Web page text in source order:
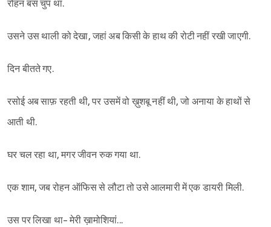
रोहन बस चुप था.
उसने उस थाली को देखा, जहां अब किसी के हाथ की रोटी नहीं रखी जाएगी.
दिन बीतते गए.
रसोई अब साफ़ रहती थी, पर उसमें वो ख़ुशबू नहीं थी, जो अनाया के हाथों से
आती थी.
घर चल रहा था, मगर जीवन रुक गया था.
एक शाम, जब रोहन ऑफिस से लौटा तो उसे आलमारी में एक डायरी मिली.
उस पर लिखा था- मेरी ख़ामोशियां...